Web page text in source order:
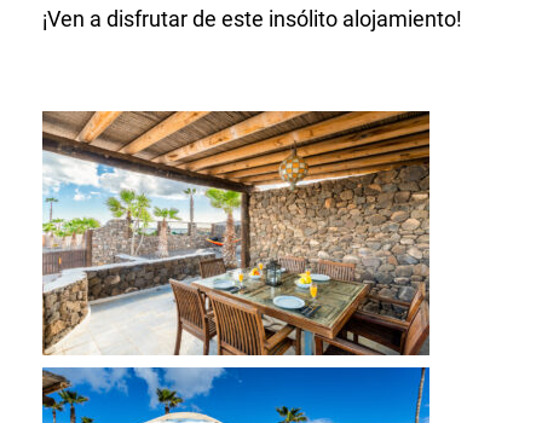
¡Ven a disfrutar de este insólito alojamiento!